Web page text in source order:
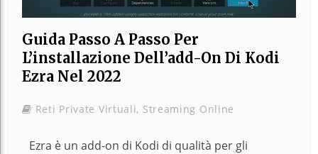
Guida Passo A Passo Per
L’installazione Dell’add-On Di Kodi
Ezra Nel 2022
Reti Private Virtuali, Streaming Online
Ezra è un add-on di Kodi di qualità per gli